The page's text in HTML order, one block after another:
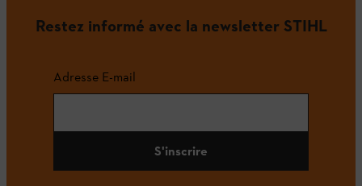
Restez informé avec la newsletter STIHL
Adresse E-mail
S'inscrire